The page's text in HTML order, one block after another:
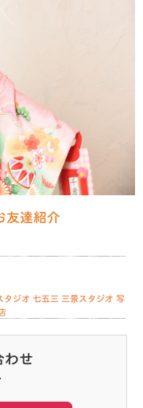
友達紹介
タジオ 七五三 三景スタジオ 写
わせ